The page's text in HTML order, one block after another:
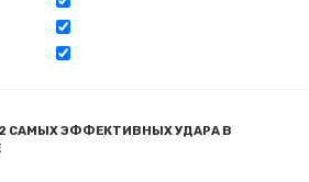
2 САМЫХ ЭФФЕКТИВНЫХ УДАРА В